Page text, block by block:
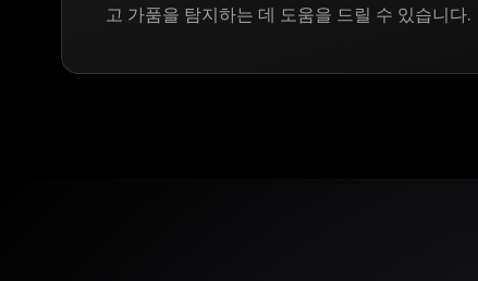
고 가품을 탐지하는 데 도움을 드릴 수 있습니다.